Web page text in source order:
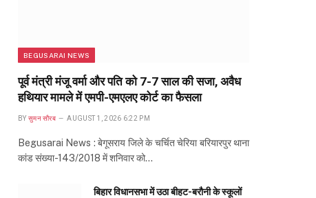
BEGUSARAI NEWS
पूर्व मंत्री मंजू वर्मा और पति को 7-7 साल की सजा, अवैध
हथियार मामले में एमपी-एमएलए कोर्ट का फैसला
BY सुमन सौरब AUGUST 1, 2026 6:22 PM
Begusarai News : बेगूसराय जिले के चर्चित चेरिया बरियारपुर थाना
कांड संख्या-143/2018 में शनिवार को…
बिहार विधानसभा में उठा बीहट-बरौनी के स्कूलों